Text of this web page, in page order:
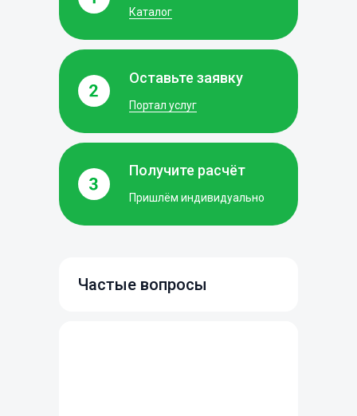
Каталог
Портал услуг
Оставьте заявку
Пришлём индивидуально
Получите расчёт
Частые вопросы